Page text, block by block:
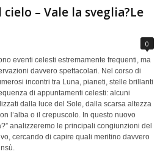
– Vale la sveglia?Le
0
eventi celesti estremamente frequenti, ma
davvero spettacolari. Nel corso di
incontri tra Luna, pianeti, stelle brillanti
di appuntamenti celesti: alcuni
dalla luce del Sole, dalla scarsa altezza
l’alba o il crepuscolo. In questo nuovo
analizzeremo le principali congiunzioni del
cercando di capire quali meritino davvero